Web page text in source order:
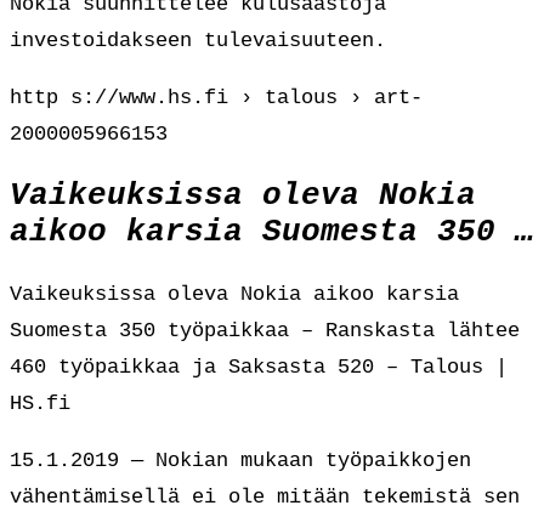
investoidakseen tulevaisuuteen.
http s://www.hs.fi › talous › art-
2000005966153
Vaikeuksissa oleva Nokia
aikoo karsia Suomesta 350 …
Vaikeuksissa oleva Nokia aikoo karsia
Suomesta 350 työpaikkaa – Ranskasta lähtee
460 työpaikkaa ja Saksasta 520 – Talous |
HS.fi
15.1.2019 — Nokian mukaan työpaikkojen
vähentämisellä ei ole mitään tekemistä sen